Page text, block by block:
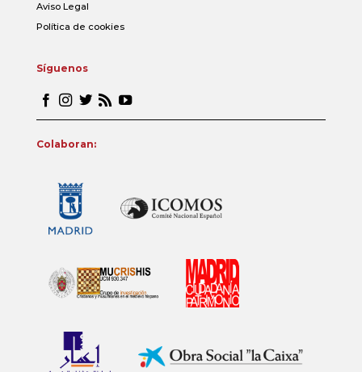
Aviso Legal
Política de cookies
Síguenos
Colaboran: